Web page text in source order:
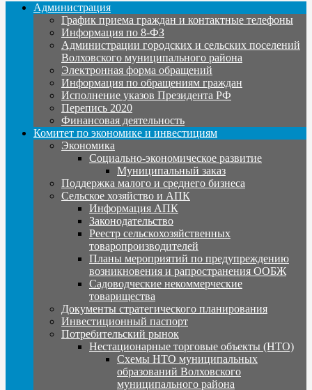
Администрация
График приема граждан и контактные телефоны
Информация по 8-ФЗ
Администрации городских и сельских поселений
Волховского муниципального района
Электронная форма обращений
Информация по обращениям граждан
Исполнение указов Президента РФ
Перепись 2020
Финансовая деятельность
Комитет по экономике и инвестициям
Экономика
Социально-экономическое развитие
Муниципальный заказ
Поддержка малого и среднего бизнеса
Сельское хозяйство и АПК
Информация АПК
Законодательство
Реестр сельскохозяйственных
товаропроизводителей
Планы мероприятий по предупреждению
возникновения и рапространения ООБЖ
Садоводческие некоммерческие
товарищества
Документы стратегического планирования
Инвестиционный паспорт
Потребительский рынок
Нестационарные торговые объекты (НТО)
Схемы НТО муниципальных
образований Волховского
муниципального района